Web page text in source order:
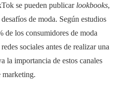
se pueden publicar lookbooks,
de moda. Según estudios
de los consumidores de moda
sociales antes de realizar una
la importancia de estos canales
marketing.